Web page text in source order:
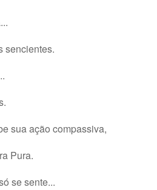
sencientes.
sua ação compassiva,
Pura.
se sente...